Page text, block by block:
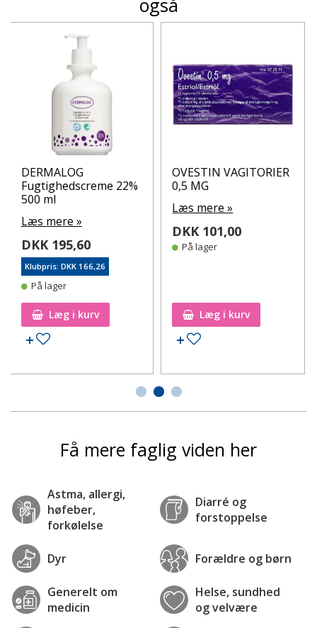
også
DERMALOG
Fugtighedscreme 22%
500 ml
Læs mere »
DKK 195,60
Klubpris: DKK 166,26
På lager
Læg i kurv
Tilføj til ønskeseddel
OVESTIN VAGITORIER
0,5 MG
Læs mere »
DKK 101,00
På lager
Læg i kurv
Tilføj til ønskeseddel
Få mere faglig viden her
Astma, allergi,
høfeber,
forkølelse
Diarré og
forstoppelse
Dyr Forældre og børn
Generelt om
medicin
Helse, sundhed
og velvære